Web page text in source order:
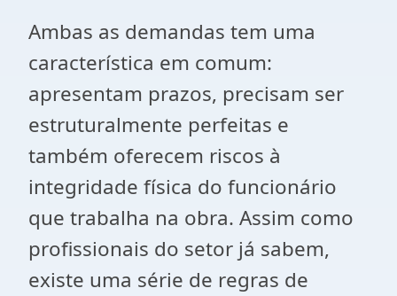
Ambas as demandas tem uma
característica em comum:
apresentam prazos, precisam ser
estruturalmente perfeitas e
também oferecem riscos à
integridade física do funcionário
que trabalha na obra. Assim como
profissionais do setor já sabem,
existe uma série de regras de